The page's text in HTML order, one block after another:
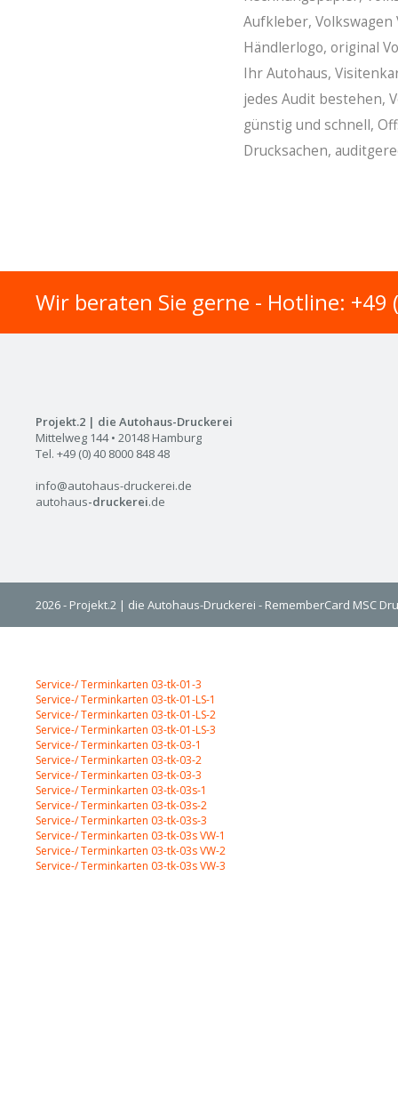
Aufkleber,
Händlerlogo, original
Ihr Autohaus,
jedes Audit bestehen,
günstig und schnell,
Drucksachen,
Wir beraten Sie gerne - Hotline: +49
Projekt.2 | die Autohaus-Druckerei
Mittelweg 144 • 20148 Hamburg
Tel. +49 (0) 40 8000 848 48
info@autohaus-druckerei.de
autohaus-druckerei.de
2026 - Projekt.2 | die Autohaus-Druckerei - RememberCard MSC
Service-/ Terminkarten 03-tk-01-3
Service-/ Terminkarten 03-tk-01-LS-1
Service-/ Terminkarten 03-tk-01-LS-2
Service-/ Terminkarten 03-tk-01-LS-3
Service-/ Terminkarten 03-tk-03-1
Service-/ Terminkarten 03-tk-03-2
Service-/ Terminkarten 03-tk-03-3
Service-/ Terminkarten 03-tk-03s-1
Service-/ Terminkarten 03-tk-03s-2
Service-/ Terminkarten 03-tk-03s-3
Service-/ Terminkarten 03-tk-03s VW-1
Service-/ Terminkarten 03-tk-03s VW-2
Service-/ Terminkarten 03-tk-03s VW-3